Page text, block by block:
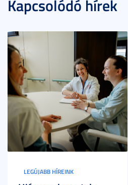
Kapcsolódó hírek
LEGÚJABB HÍREINK